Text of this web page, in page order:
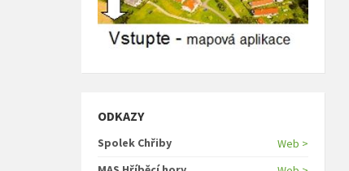
ODKAZY
Spolek Chřiby
Web >